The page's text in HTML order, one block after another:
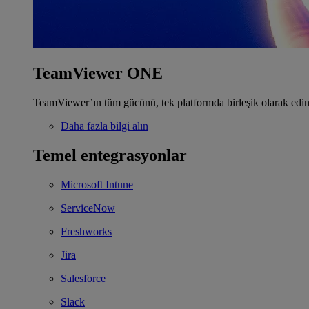
TeamViewer ONE
TeamViewer’ın tüm gücünü, tek platformda birleşik olarak
Daha fazla bilgi alın
Temel entegrasyonlar
Microsoft Intune
ServiceNow
Freshworks
Jira
Salesforce
Slack